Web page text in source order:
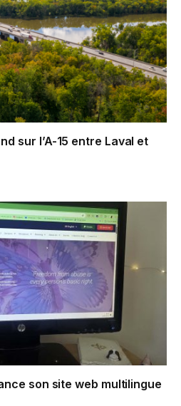
sur l’A-15 entre Laval et
son site web multilingue